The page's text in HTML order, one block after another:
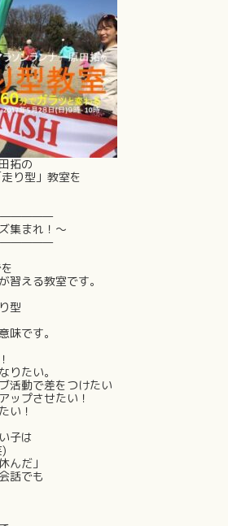
拓の
り型」教室を
集まれ！～
習える教室です。
型
味です。
たい。
活動で差をつけたい
ップさせたい！
い！
子は
んだ」
話でも